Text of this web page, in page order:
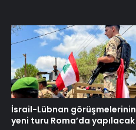
İsrail-Lübnan görüşmelerinin
yeni turu Roma’da yapılacak